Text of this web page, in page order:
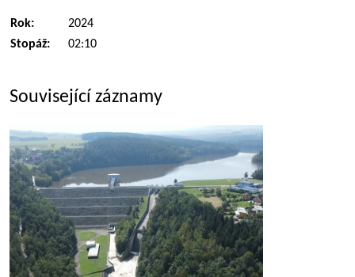
Rok:
2024
Stopáž:
02:10
Související záznamy